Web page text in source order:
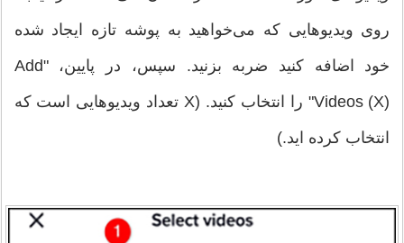
روی ویدیوهایی که می‌خواهید به پوشه تازه ایجاد شده
خود اضافه کنید ضربه بزنید. سپس، در پایین، "Add
Videos (X)" را انتخاب کنید. (X تعداد ویدیوهایی است که
انتخاب کرده اید.)